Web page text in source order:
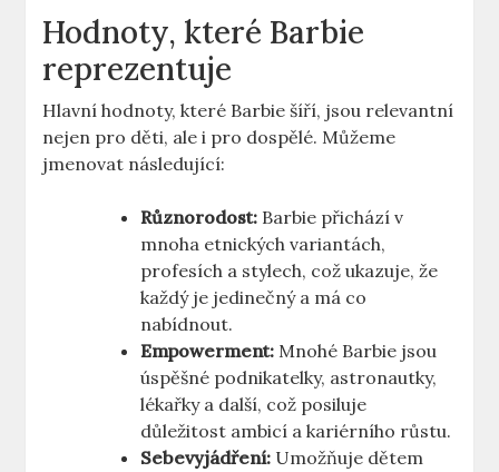
Hodnoty, které Barbie
reprezentuje
Hlavní hodnoty, které Barbie šíří, jsou relevantní
nejen pro děti, ale i pro dospělé. Můžeme
jmenovat následující:
Různorodost: Barbie přichází v
mnoha etnických variantách,
profesích a stylech, což ukazuje, že
každý je jedinečný a má co
nabídnout.
Empowerment: Mnohé Barbie jsou
úspěšné podnikatelky, astronautky,
lékařky a další, což posiluje
důležitost ambicí a kariérního růstu.
Sebevyjádření: Umožňuje dětem